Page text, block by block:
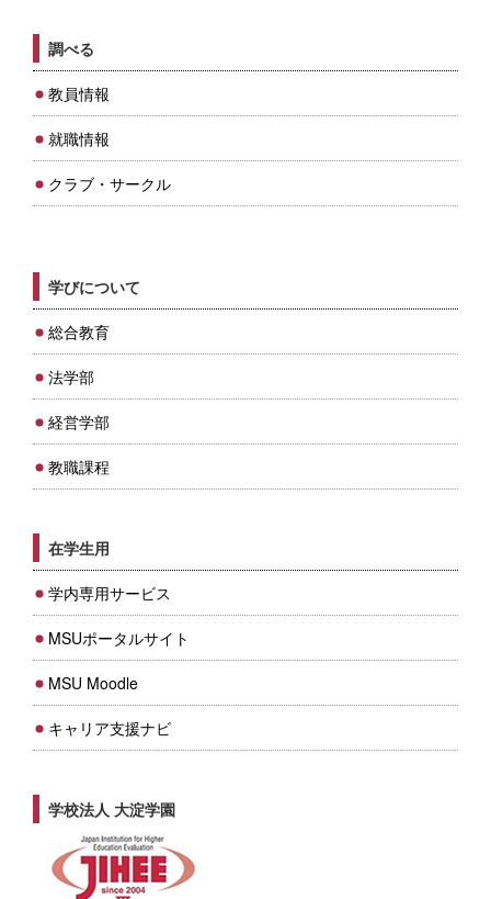
調べる
教員情報
就職情報
クラブ・サークル
学びについて
総合教育
法学部
経営学部
教職課程
在学生用
学内専用サービス
MSUポータルサイト
MSU Moodle
キャリア支援ナビ
学校法人 大淀学園